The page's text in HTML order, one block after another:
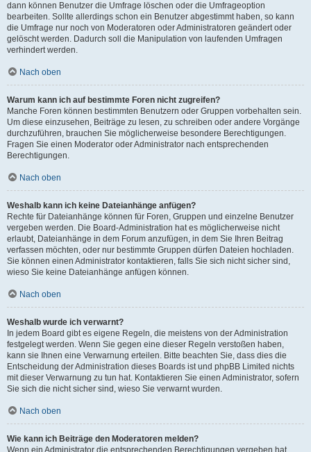
dann können Benutzer die Umfrage löschen oder die Umfrageoption
bearbeiten. Sollte allerdings schon ein Benutzer abgestimmt haben, so kann
die Umfrage nur noch von Moderatoren oder Administratoren geändert oder
gelöscht werden. Dadurch soll die Manipulation von laufenden Umfragen
verhindert werden.
Nach oben
Warum kann ich auf bestimmte Foren nicht zugreifen?
Manche Foren können bestimmten Benutzern oder Gruppen vorbehalten sein.
Um diese einzusehen, Beiträge zu lesen, zu schreiben oder andere Vorgänge
durchzuführen, brauchen Sie möglicherweise besondere Berechtigungen.
Fragen Sie einen Moderator oder Administrator nach entsprechenden
Berechtigungen.
Nach oben
Weshalb kann ich keine Dateianhänge anfügen?
Rechte für Dateianhänge können für Foren, Gruppen und einzelne Benutzer
vergeben werden. Die Board-Administration hat es möglicherweise nicht
erlaubt, Dateianhänge in dem Forum anzufügen, in dem Sie Ihren Beitrag
verfassen möchten, oder nur bestimmte Gruppen dürfen Dateien hochladen.
Sie können einen Administrator kontaktieren, falls Sie sich nicht sicher sind,
wieso Sie keine Dateianhänge anfügen können.
Nach oben
Weshalb wurde ich verwarnt?
In jedem Board gibt es eigene Regeln, die meistens von der Administration
festgelegt werden. Wenn Sie gegen eine dieser Regeln verstoßen haben,
kann sie Ihnen eine Verwarnung erteilen. Bitte beachten Sie, dass dies die
Entscheidung der Administration dieses Boards ist und phpBB Limited nichts
mit dieser Verwarnung zu tun hat. Kontaktieren Sie einen Administrator, sofern
Sie sich die nicht sicher sind, wieso Sie verwarnt wurden.
Nach oben
Wie kann ich Beiträge den Moderatoren melden?
Wenn ein Administrator die entsprechenden Berechtigungen vergeben hat,